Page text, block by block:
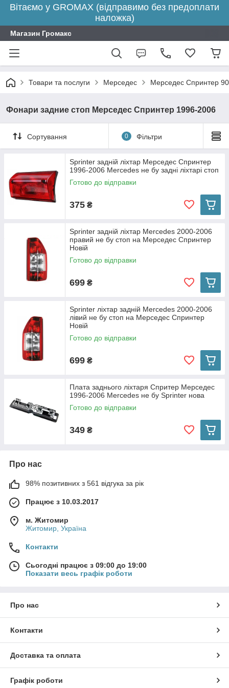
Вітаємо у GROMAX (відправимо без предоплати
наложка)
Магазин Громакс
Товари та послуги Мерседес Мерседес Спринтер
Фонари задние стоп Мерседес Спринтер 1996-2006
Сортування 0 Фільтри
Sprinter задній ліхтар Мерседес Спринтер
1996-2006 Mercedes не бу задні ліхтарі стоп
Готово до відправки
375 ₴
Sprinter задній ліхтар Mercedes 2000-2006
правий не бу стоп на Мерседес Cпринтер
Новій
Готово до відправки
699 ₴
Sprinter ліхтар задній Mercedes 2000-2006
лівий не бу стоп на Мерседес Cпринтер
Новій
Готово до відправки
699 ₴
Плата заднього ліхтаря Спритер Мерседес
1996-2006 Mercedes не бу Sprinter нова
Готово до відправки
349 ₴
Про нас
98% позитивних з 561 відгука за рік
Працює з 10.03.2017
м. Житомир
Житомир, Україна
Контакти
Сьогодні працює з 09:00 до 19:00
Показати весь графік роботи
Про нас
Контакти
Доставка та оплата
Графік роботи